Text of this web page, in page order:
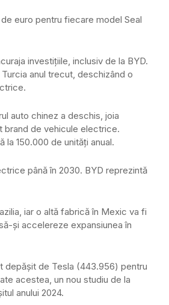
euro pentru fiecare model Seal
investițiile, inclusiv de la BYD.
anul trecut, deschizând o
auto chinez a deschis, joia
brand de vehicule electrice.
150.000 de unități anual.
până în 2030. BYD reprezintă
iar o altă fabrică în Mexic va fi
și accelereze expansiunea în
depășit de Tesla (443.956) pentru
acestea, un nou studiu de la
anului 2024.